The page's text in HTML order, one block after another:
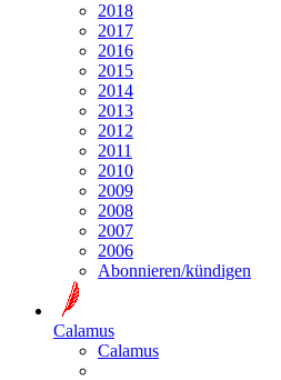
2018
2017
2016
2015
2014
2013
2012
2011
2010
2009
2008
2007
2006
Abonnieren/kündigen
Calamus
Calamus